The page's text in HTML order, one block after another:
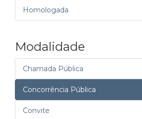
Homologada
Modalidade
Chamada Pública
Concorrência Pública
Convite